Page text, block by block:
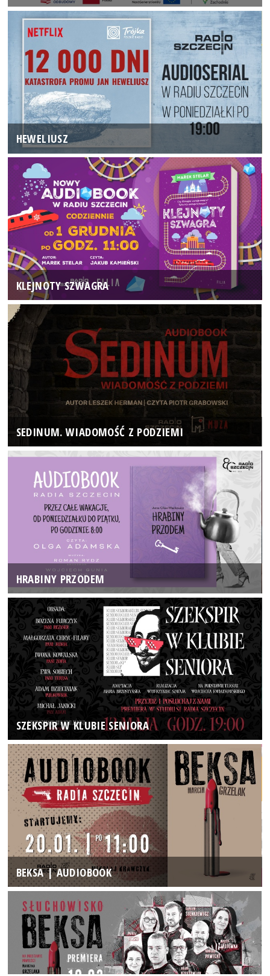
HEWELIUSZ
KLEJNOTY SZWAGRA
SEDINUM. WIADOMOŚĆ Z PODZIEMI
HRABINY PRZODEM
SZEKSPIR W KLUBIE SENIORA
BEKSA | AUDIOBOOK